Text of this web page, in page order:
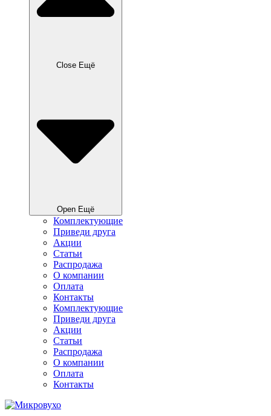
Close Ещё
Open Ещё
Комплектующие
Приведи друга
Акции
Статьи
Распродажа
О компании
Оплата
Контакты
Комплектующие
Приведи друга
Акции
Статьи
Распродажа
О компании
Оплата
Контакты